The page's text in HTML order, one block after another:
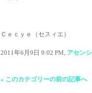
Ｃｅｃｙｅ（セスィエ）
2011年6月9日 9:02 PM, アセン
« このカテゴリーの前の記事へ